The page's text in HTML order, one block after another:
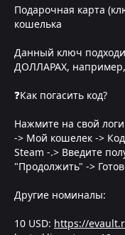
Подарочная карта
кошелька
Данный ключ
ДОЛЛАРАХ,
❓Как погасить код?
Нажмите на свой
-> Мой кошелек ->
Steam -.> Введите
"Продолжить" ->
Другие номиналы:
10 USD: https://